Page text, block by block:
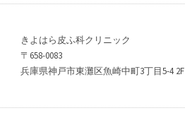
きよはら皮ふ科クリニック
〒658-0083
兵庫県神戸市東灘区魚崎中町3丁目5-4 2F